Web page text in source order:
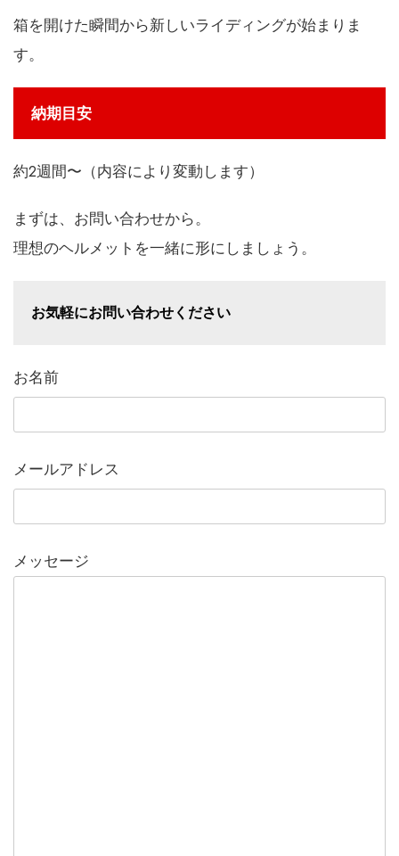
箱を開けた瞬間から新しいライディングが始まりま
す。
納期目安
約2週間〜（内容により変動します）
まずは、お問い合わせから。
理想のヘルメットを一緒に形にしましょう。
お気軽にお問い合わせください
お名前
メールアドレス
メッセージ